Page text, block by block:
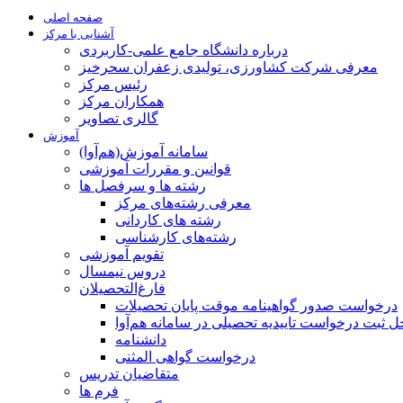
صفحه اصلی
آشنایی با مرکز
درباره دانشگاه جامع علمی-کاربردی
معرفی شرکت کشاورزی، تولیدی زعفران سحرخیز
رئیس مرکز
همکاران مرکز
گالری تصاویر
آموزش
سامانه آموزش(هم‌آوا)
قوانین و مقررات آموزشی
رشته ها و سرفصل ها
معرفی رشته‌های مرکز
رشته های کاردانی
رشته‌های کارشناسی
تقویم آموزشی
دروس نیمسال
فارغ‌التحصیلان
درخواست صدور گواهینامه موقت پایان تحصیلات
ثبت درخواست تاییدیه تحصیلی در سامانه هم‌آوا
دانشنامه
درخواست گواهی المثنی
متقاضیان تدریس
فرم ها